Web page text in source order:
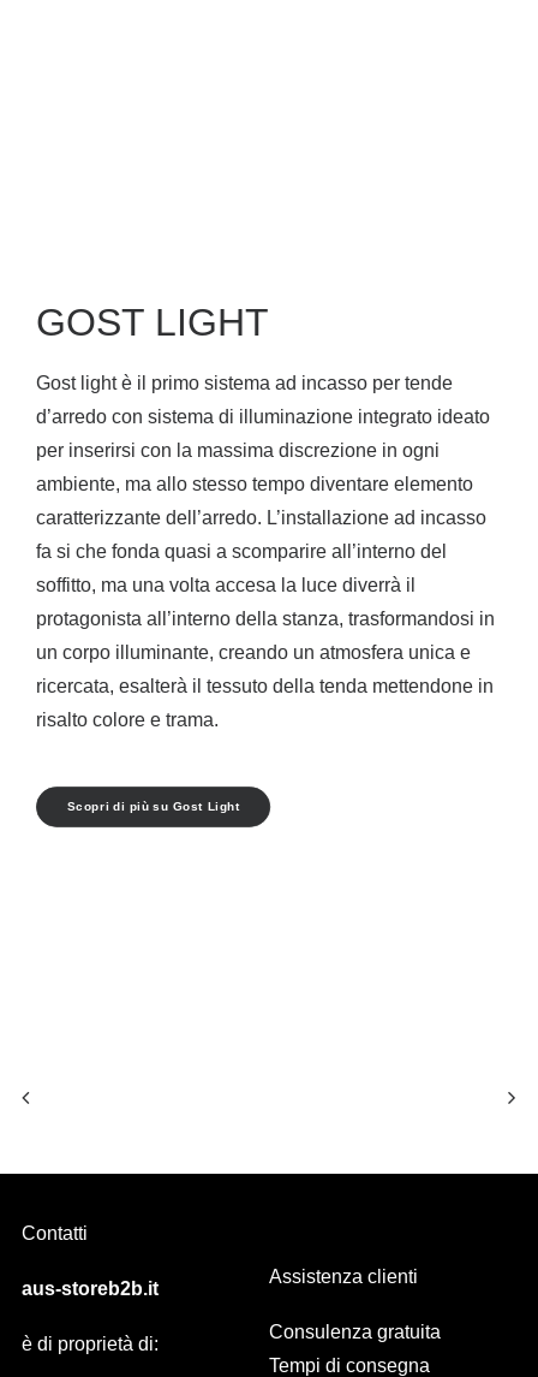
GOST LIGHT
Gost light è il primo sistema ad incasso per tende
d’arredo con sistema di illuminazione integrato ideato
per inserirsi con la massima discrezione in ogni
ambiente, ma allo stesso tempo diventare elemento
caratterizzante dell’arredo. L’installazione ad incasso
fa si che fonda quasi a scomparire all’interno del
soffitto, ma una volta accesa la luce diverrà il
protagonista all’interno della stanza, trasformandosi in
un corpo illuminante, creando un atmosfera unica e
ricercata, esalterà il tessuto della tenda mettendone in
risalto colore e trama.
Scopri di più su Gost Light
Contatti
aus-storeb2b.it
è di proprietà di:
Assistenza clienti
Consulenza gratuita
Tempi di consegna